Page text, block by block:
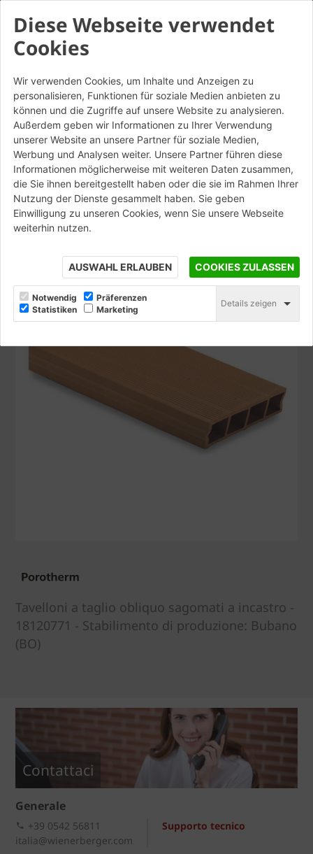
Diese Webseite verwendet
Cookies
Wir verwenden Cookies, um Inhalte und Anzeigen zu
personalisieren, Funktionen für soziale Medien anbieten zu
können und die Zugriffe auf unsere Website zu analysieren.
Außerdem geben wir Informationen zu Ihrer Verwendung
unserer Website an unsere Partner für soziale Medien,
Werbung und Analysen weiter. Unsere Partner führen diese
Informationen möglicherweise mit weiteren Daten zusammen,
die Sie ihnen bereitgestellt haben oder die sie im Rahmen Ihrer
Nutzung der Dienste gesammelt haben. Sie geben
Einwilligung zu unseren Cookies, wenn Sie unsere Webseite
weiterhin nutzen.
AUSWAHL ERLAUBEN COOKIES ZULASSEN
Notwendig
Präferenzen
Statistiken
Marketing
Details zeigen
Tavelloni 6x110 taglio
obliquo semplice e fianchi
sagomati a incastro
STAMPA
Tavelloni a taglio obliquo sagomati a incastro -
18120771 - Stabilimento di produzione: Bubano
(BO)
Contattaci
Generale
Supporto tecnico
+39 0542 56811
italia@wienerberger.com